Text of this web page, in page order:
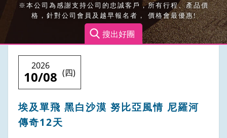
海島
河輪
韓國
俄羅斯．中亞．蒙古國
團體自由行
※本公司為感謝支持公司的忠誠客戶，所有行程、產品價
格，針對公司會員及越早報名者， 價格會最優惠!
搜出好團
2026
10/08 (四)
埃及單飛 黑白沙漠 努比亞風情 尼羅河
傳奇12天